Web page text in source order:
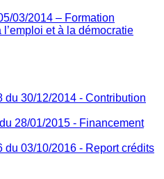
03/2014 – Formation
et à la démocratie
du 30/12/2014 - Contribution
28/01/2015 - Financement
du 03/10/2016 - Report crédits